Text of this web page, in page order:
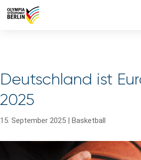
Deutschland ist
2025
15. September 2025 | Basketball